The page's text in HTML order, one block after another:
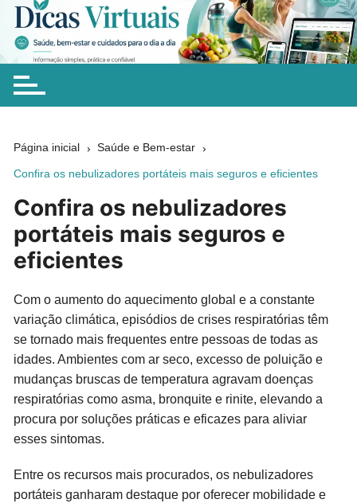
para
Dicas Virtuais
Dicas simples sobre saúde, bem-estar, beleza, alimentação,
chás e cuidados naturais para ajudar você a fazer escolhas
Página inicial Saúde e Bem-estar
Confira os nebulizadores portáteis mais seguros e eficientes
Confira os nebulizadores
portáteis mais seguros e
eficientes
Com o aumento do aquecimento global e a constante
variação climática, episódios de crises respiratórias têm
se tornado mais frequentes entre pessoas de todas as
idades. Ambientes com ar seco, excesso de poluição e
mudanças bruscas de temperatura agravam doenças
respiratórias como asma, bronquite e rinite, elevando a
procura por soluções práticas e eficazes para aliviar
esses sintomas.
Entre os recursos mais procurados, os nebulizadores
portáteis ganharam destaque por oferecer mobilidade e